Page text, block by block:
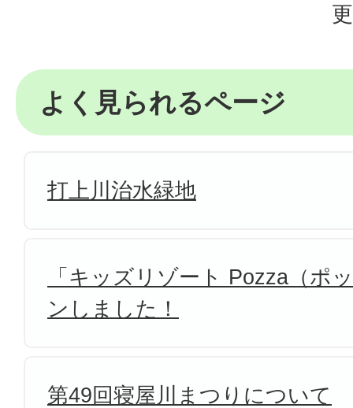
よく見られるページ
打上川治水緑地
「キッズリゾート Pozza（ポ
ンしました！
第49回寝屋川まつりについて